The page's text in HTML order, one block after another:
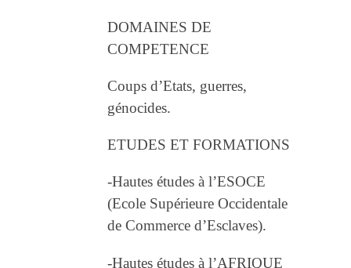
DOMAINES DE
COMPETENCE
Coups d’Etats, guerres,
génocides.
ETUDES ET FORMATIONS
-Hautes études à l’ESOCE
(Ecole Supérieure Occidentale
de Commerce d’Esclaves).
-Hautes études à l’AFRIQUE